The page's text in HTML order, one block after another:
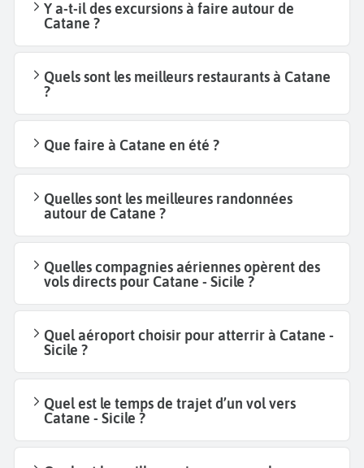
Y a-t-il des excursions à faire autour de
Catane ?
Quels sont les meilleurs restaurants à Catane
?
Que faire à Catane en été ?
Quelles sont les meilleures randonnées
autour de Catane ?
Quelles compagnies aériennes opèrent des
vols directs pour Catane - Sicile ?
Quel aéroport choisir pour atterrir à Catane -
Sicile ?
Quel est le temps de trajet d’un vol vers
Catane - Sicile ?